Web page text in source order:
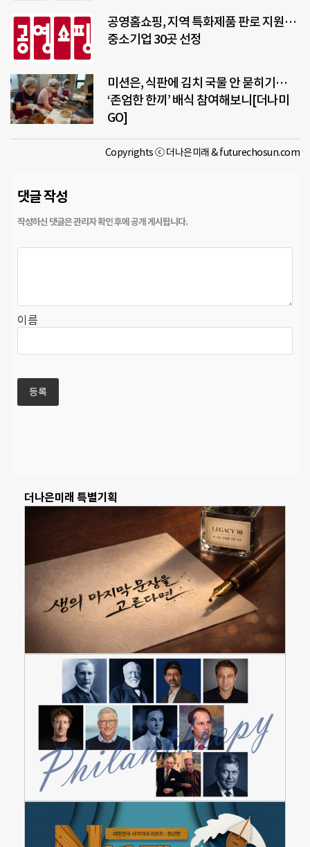
공영홈쇼핑, 지역 특화제품 판로 지원…
중소기업 30곳 선정
미션은, 식판에 김치 국물 안 묻히기…
‘존엄한 한끼’ 배식 참여해보니[더나미
GO]
Copyrights ⓒ 더나은미래 & futurechosun.com
댓글 작성
이름
더나은미래 특별기획